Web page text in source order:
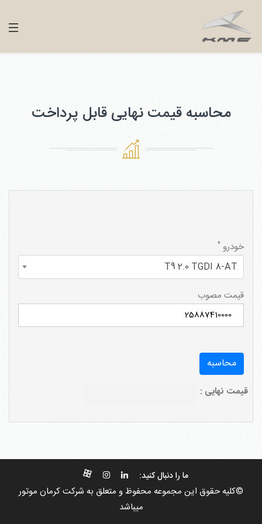
محاسبه قیمت نهایی قابل پرداخت
خودرو *
T9 2.0 TGDI 8-AT
قیمت مصوب
قیمت نهایی :
ما را دنبال کنید:
©کلیه حقوق این مجموعه محفوظ و متعلق به شرکت کرمان موتور
میباشد